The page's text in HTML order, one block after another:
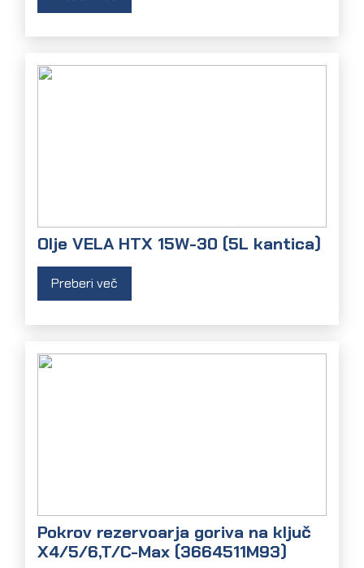
Olje VELA HTX 15W-30 (5L kantica)
Preberi več
Pokrov rezervoarja goriva na ključ
X4/5/6,T/C-Max (3664511M93)